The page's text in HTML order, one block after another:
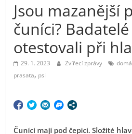
Jsou mazanější
čuníci?
otestovali při
29. 1. 2023 Zvířecí zprávy
prasata, psi
Čuníci mají pod čepicí. Složité